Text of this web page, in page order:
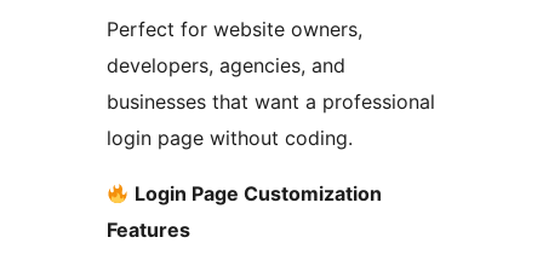
Perfect for website owners,
developers, agencies, and
businesses that want a professional
login page without coding.
Login Page Customization
Features